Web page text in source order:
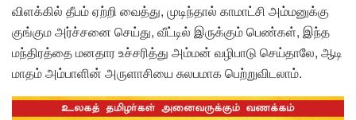
விளக்கில் தீபம் ஏற்றி வைத்து, முடிந்தால் காமாட்சி அம்மனுக்கு
குங்கும அர்ச்சனை செய்து, வீட்டில் இருக்கும் பெண்கள், இந்த
மந்திரத்தை மனதார உச்சரித்து அம்மன் வழிபாடு செய்தாலே, ஆடி
மாதம் அம்பாளின் அருளாசியை சுலபமாக பெற்றுவிடலாம்.